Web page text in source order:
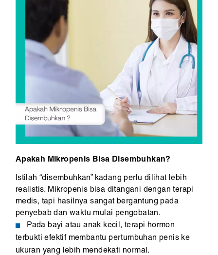
Apakah Mikropenis Bisa Disembuhkan?
Istilah “disembuhkan” kadang perlu dilihat lebih
realistis. Mikropenis bisa ditangani dengan terapi
medis, tapi hasilnya sangat bergantung pada
penyebab dan waktu mulai pengobatan.
Pada bayi atau anak kecil, terapi hormon
terbukti efektif membantu pertumbuhan penis ke
ukuran yang lebih mendekati normal.